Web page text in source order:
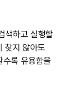
색하고 실행할
찾지 않아도
수록 유용함을